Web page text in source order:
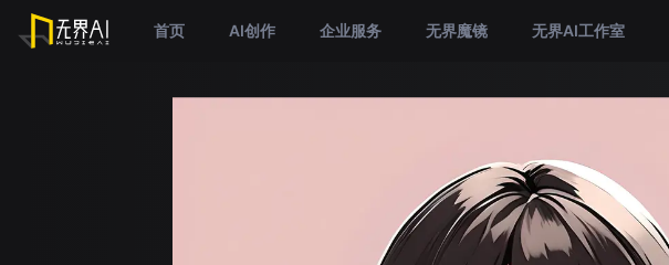
首页 AI创作 企业服务 无界魔镜 无界AI工作室